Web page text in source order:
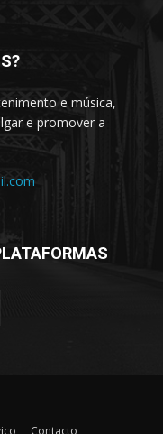
e música,
e promover a
Contacto